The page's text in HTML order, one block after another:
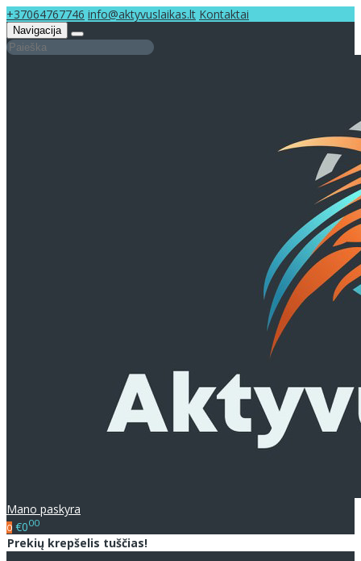
+37064767746 info@aktyvuslaikas.lt Kontaktai
Navigacija
Mano paskyra
0 €000
Prekių krepšelis tuščias!